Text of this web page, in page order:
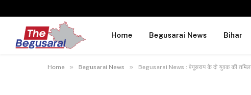
Home Begusarai News Bihar
Home » Begusarai News » Begusarai News : बेगूसराय के दो युवक की